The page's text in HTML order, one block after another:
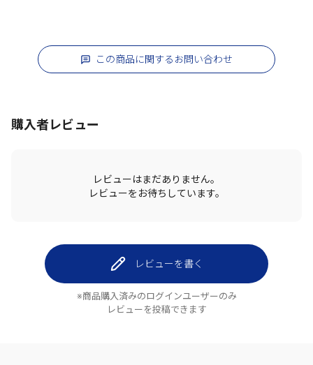
この商品に関するお問い合わせ
購入者レビュー
レビューはまだありません。
レビューをお待ちしています。
レビューを書く
※商品購入済みのログインユーザーのみ
レビューを投稿できます